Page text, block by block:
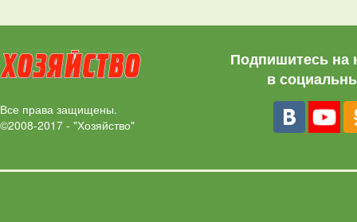
Все права защищены.
©2008-2017 - "Хозяйство"
Подпишитесь на
в